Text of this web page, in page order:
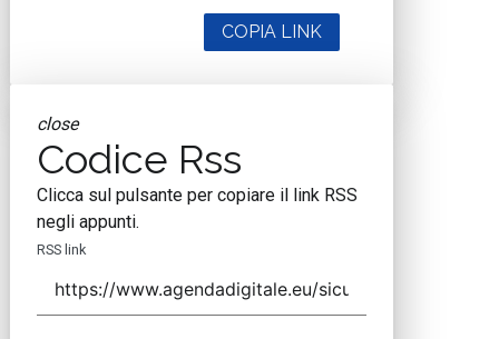
COPIA LINK
close
Codice Rss
Clicca sul pulsante per copiare il link RSS
negli appunti.
RSS link